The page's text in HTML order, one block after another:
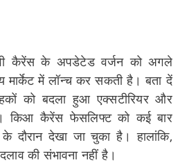
कैरेंस के अपडेटेड वर्जन को अगले
मार्केट में लॉन्च कर सकती है। बता दें
को बदला हुआ एक्सटीरियर और
किआ कैरेंस फेसलिफ्ट को कई बार
दौरान देखा जा चुका है। हालांकि,
की संभावना नहीं है।